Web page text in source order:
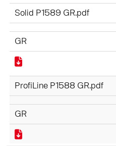
Solid P1589 GR.pdf
GR
ProfiLine P1588 GR.pdf
GR